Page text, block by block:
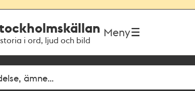
i ord, ljud och bild
Meny